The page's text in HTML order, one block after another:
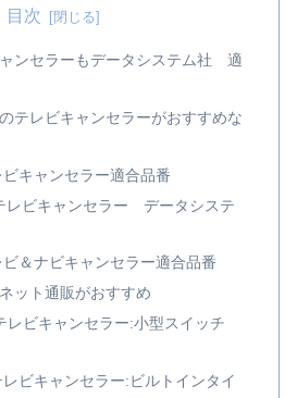
目次
ンセラーもデータシステム社 適
テレビキャンセラーがおすすめな
キャンセラー適合品番
ビキャンセラー データシステ
＆ナビキャンセラー適合品番
ット通販がおすすめ
レビキャンセラー:小型スイッチ
レビキャンセラー:ビルトインタイ